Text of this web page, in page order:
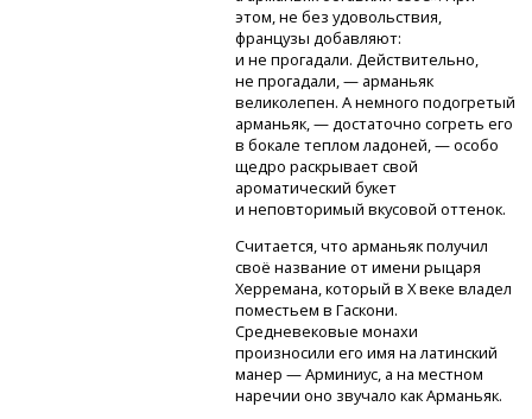
этом, не без удовольствия,
французы добавляют:
и не прогадали. Действительно,
не прогадали, — арманьяк
великолепен. А немного подогретый
арманьяк, — достаточно согреть его
в бокале теплом ладоней, — особо
щедро раскрывает свой
ароматический букет
и неповторимый вкусовой оттенок.
Считается, что арманьяк получил
своё название от имени рыцаря
Херремана, который в X веке владел
поместьем в Гаскони.
Средневековые монахи
произносили его имя на латинский
манер — Арминиус, а на местном
наречии оно звучало как Арманьяк.